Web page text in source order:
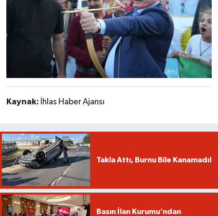
Kaynak: İhlas Haber Ajansı
Takla Attı, Burnu Bile Kanamadı!
Basın İlan Kurumu’ndan